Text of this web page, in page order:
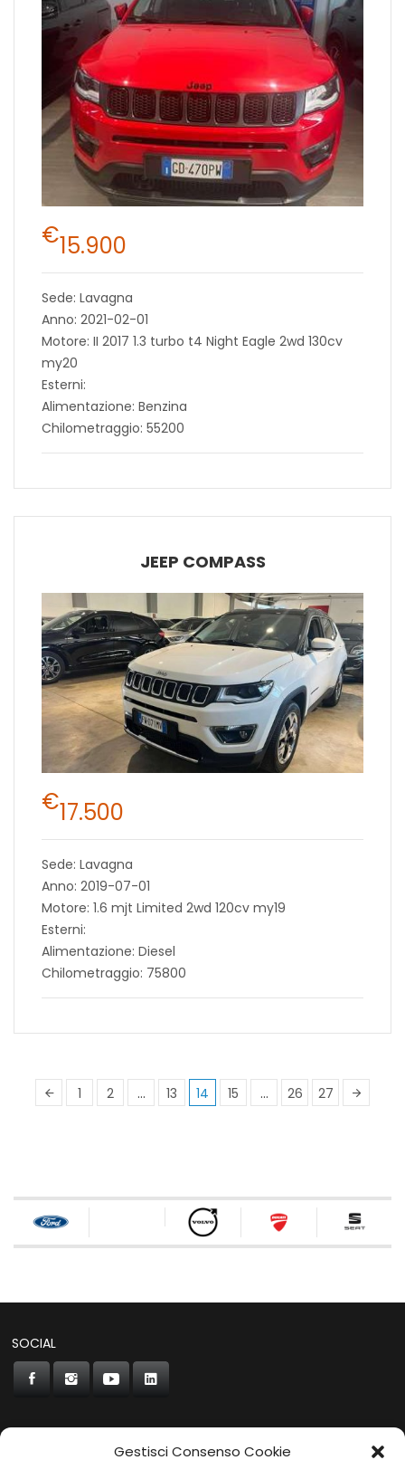
Gestisci Consenso Cookie
€15.900
Sede: Lavagna
Anno: 2021-02-01
Motore: II 2017 1.3 turbo t4 Night Eagle 2wd 130cv
my20
Esterni:
Alimentazione: Benzina
Chilometraggio: 55200
JEEP COMPASS
€17.500
Sede: Lavagna
Anno: 2019-07-01
Motore: 1.6 mjt Limited 2wd 120cv my19
Esterni:
Alimentazione: Diesel
Chilometraggio: 75800
1 2 … 13 14 15 … 26 27
SOCIAL